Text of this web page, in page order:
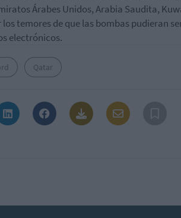
Árabes Unidos, Arabia Saudita,
temores de que las bombas pudieran
electrónicos.
Qatar